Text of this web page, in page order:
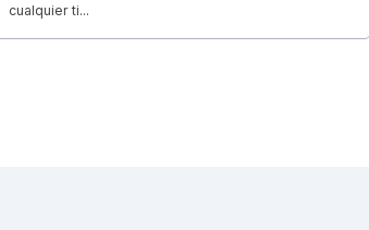
cualquier ti...